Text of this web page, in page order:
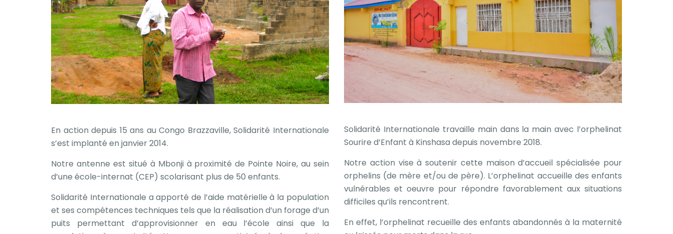
En action depuis 15 ans au Congo Brazzaville, Solidarité Internationale
s’est implanté en janvier 2014.
Notre antenne est situé à Mbonji à proximité de Pointe Noire, au sein
d’une école-internat (CEP) scolarisant plus de 50 enfants.
Solidarité Internationale a apporté de l’aide matérielle à la population
et ses compétences techniques tels que la réalisation d’un forage d’un
puits permettant d’approvisionner en eau l’école ainsi que la
Solidarité Internationale travaille main dans la main avec l’orphelinat
Sourire d’Enfant à Kinshasa depuis novembre 2018.
Notre action vise à soutenir cette maison d’accueil spécialisée pour
orphelins (de mère et/ou de père). L’orphelinat accueille des enfants
vulnérables et oeuvre pour répondre favorablement aux situations
difficiles qu’ils rencontrent.
En effet, l’orphelinat recueille des enfants abandonnés à la maternité